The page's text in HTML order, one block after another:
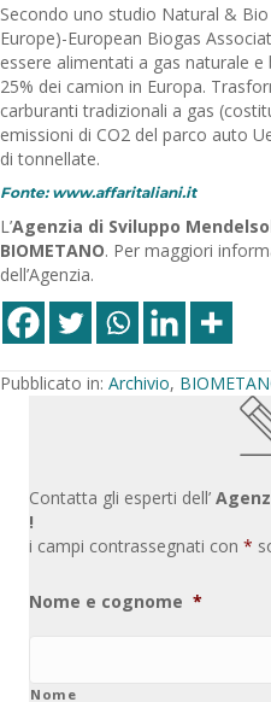
Secondo uno studio Natural &
Europe)-European Biogas
essere alimentati a gas naturale
25% dei camion in Europa.
carburanti tradizionali a gas
emissioni di CO2 del parco auto
di tonnellate.
Fonte: www.affaritaliani.it
L’Agenzia di Sviluppo
BIOMETANO. Per maggiori
dell’Agenzia.
Pubblicato in: Archivio,
Contatta gli esperti dell’
!
i campi contrassegnati con *
Nome e cognome *
Nome